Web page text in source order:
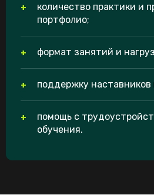
количество практики и
портфолио;
формат занятий и
поддержку наставников
помощь с
обучения.